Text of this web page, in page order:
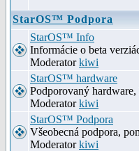
StarOS™ Podpora
StarOS™ Info
Informácie o beta
Moderatorkiwi
StarOS™ hardware
Podporovaný
Moderatorkiwi
StarOS™ Podpora
Všeobecná podpora,
Moderatorkiwi